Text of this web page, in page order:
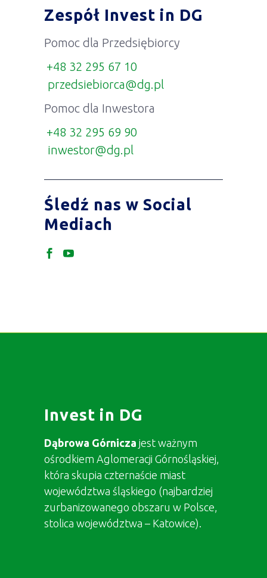
Zespół Invest in DG
Pomoc dla Przedsiębiorcy
+48 32 295 67 10
przedsiebiorca@dg.pl
Pomoc dla Inwestora
+48 32 295 69 90
inwestor@dg.pl
Śledź nas w Social
Mediach
Invest in DG
Dąbrowa Górnicza jest ważnym
ośrodkiem Aglomeracji Górnośląskiej,
która skupia czternaście miast
województwa śląskiego (najbardziej
zurbanizowanego obszaru w Polsce,
stolica województwa – Katowice).